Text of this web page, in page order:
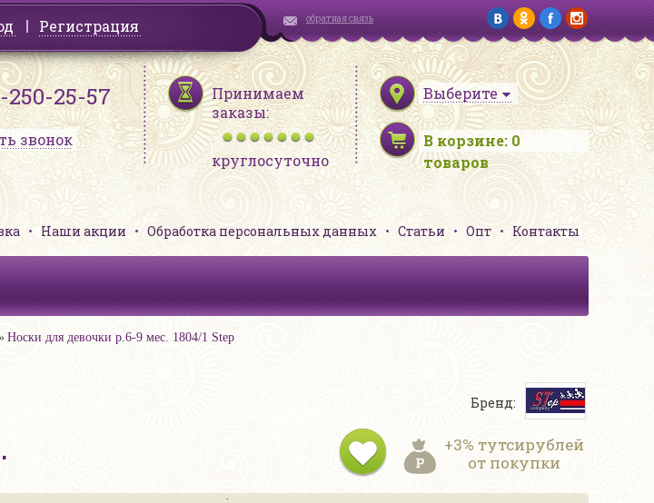
Регистрация обратная связь
-250-25-57
звонок
Принимаем
заказы:
круглосуточно
Выберите
В корзине: 0
товаров
Наши акции Обработка персональных данных Статьи Опт Контакты
Носки для девочки р.6-9 мес. 1804/1 Step
Бренд:
+3% тутсирублей
от покупки